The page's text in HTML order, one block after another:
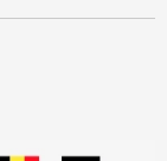
met: